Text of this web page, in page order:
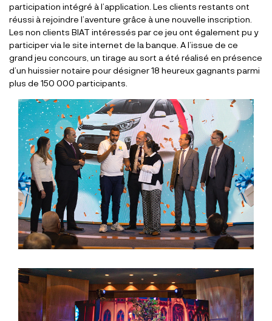
participation intégré à l’application. Les clients restants ont
réussi à rejoindre l’aventure grâce à une nouvelle inscription.
Les non clients BIAT intéressés par ce jeu ont également pu y
participer via le site internet de la banque. A l’issue de ce
grand jeu concours, un tirage au sort a été réalisé en présence
d’un huissier notaire pour désigner 18 heureux gagnants parmi
plus de 150 000 participants.